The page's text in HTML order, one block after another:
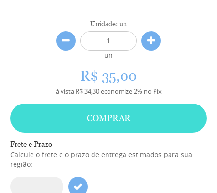
Unidade: un
un
R$ 35,00
à vista R$ 34,30economize2% no Pix
COMPRAR
Frete e Prazo
Calcule o frete e o prazo de entrega estimados para sua
região: